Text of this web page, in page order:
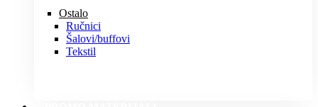
Ostalo
Ručnici
Šalovi/buffovi
Tekstil